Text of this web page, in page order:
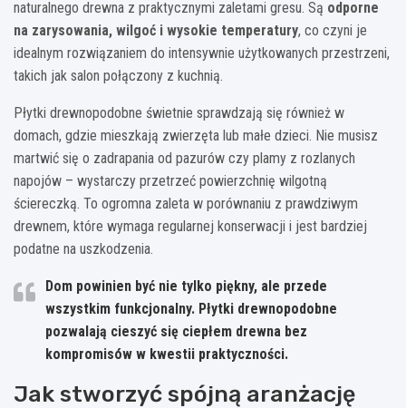
naturalnego drewna z praktycznymi zaletami gresu. Są odporne
na zarysowania, wilgoć i wysokie temperatury, co czyni je
idealnym rozwiązaniem do intensywnie użytkowanych przestrzeni,
takich jak salon połączony z kuchnią.
Płytki drewnopodobne świetnie sprawdzają się również w
domach, gdzie mieszkają zwierzęta lub małe dzieci. Nie musisz
martwić się o zadrapania od pazurów czy plamy z rozlanych
napojów – wystarczy przetrzeć powierzchnię wilgotną
ściereczką. To ogromna zaleta w porównaniu z prawdziwym
drewnem, które wymaga regularnej konserwacji i jest bardziej
podatne na uszkodzenia.
Dom powinien być nie tylko piękny, ale przede
wszystkim funkcjonalny. Płytki drewnopodobne
pozwalają cieszyć się ciepłem drewna bez
kompromisów w kwestii praktyczności.
Jak stworzyć spójną aranżację